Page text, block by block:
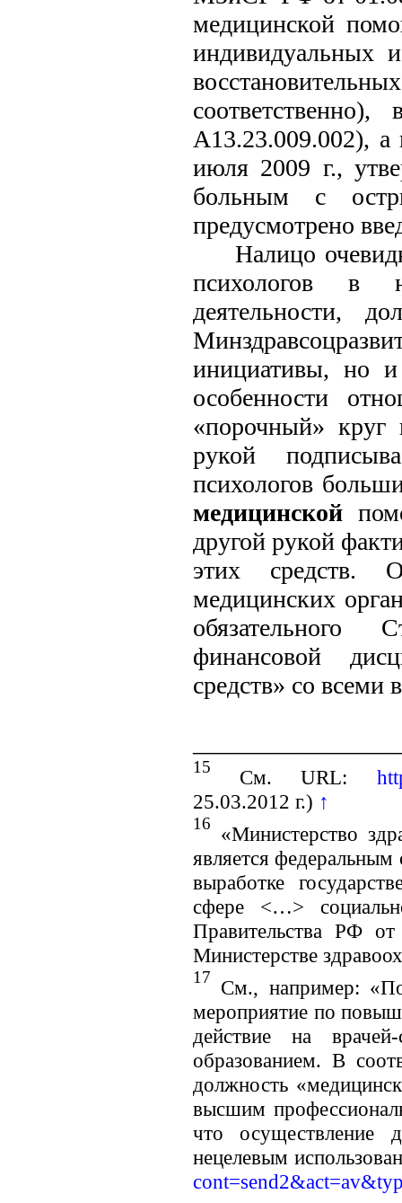
медицинской
индивидуальных
А13.23.009.002),
июля 2009 г.,
больным с
предусмотрено
Налицо
психологов в
деятельности,
инициативы, но
особенности
«порочный»
рукой
психологов
медицинской
другой рукой
этих средств.
медицинских
обязательного
финансовой
средств» со
15 См. URL:
25.03.2012 г.) ↑
16
«Министерство
является
выработке
сфере <…>
Правительства РФ
Министерстве
17
См., например:
мероприятие по
действие на
образованием. В
должность
высшим
что осуществление
нецелевым